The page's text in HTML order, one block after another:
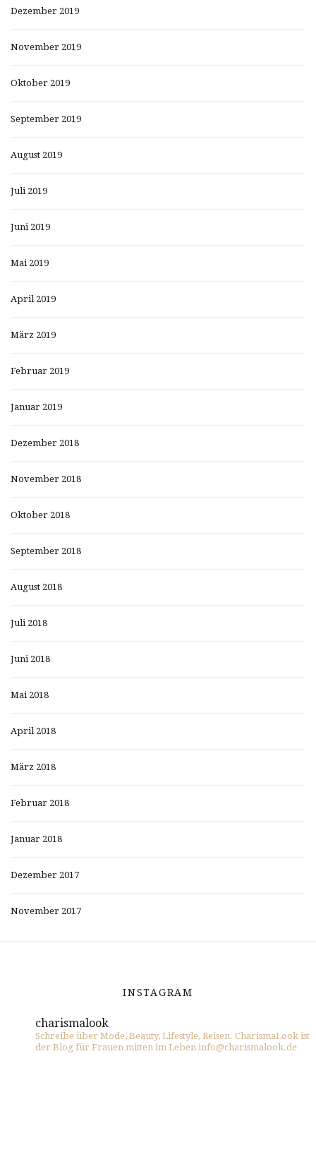
Dezember 2019
November 2019
Oktober 2019
September 2019
August 2019
Juli 2019
Juni 2019
Mai 2019
April 2019
März 2019
Februar 2019
Januar 2019
Dezember 2018
November 2018
Oktober 2018
September 2018
August 2018
Juli 2018
Juni 2018
Mai 2018
April 2018
März 2018
Februar 2018
Januar 2018
Dezember 2017
November 2017
INSTAGRAM
charismalook
Schreibe über Mode, Beauty, Lifestyle, Reisen. CharismaLook ist
der Blog für Frauen mitten im Leben info@charismalook.de